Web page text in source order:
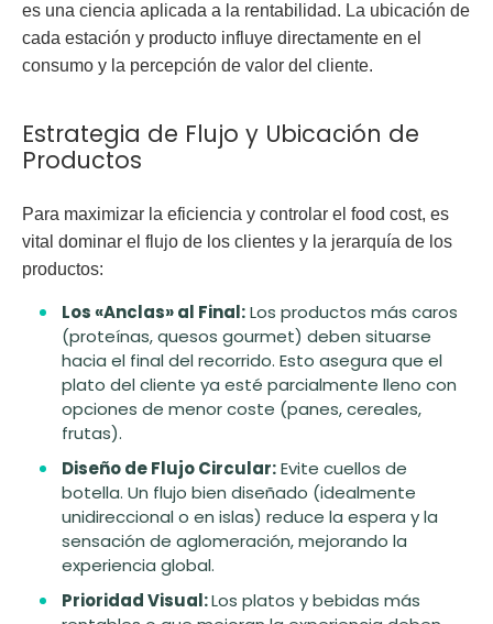
es una ciencia aplicada a la rentabilidad. La ubicación de
cada estación y producto influye directamente en el
consumo y la percepción de valor del cliente.
Estrategia de Flujo y Ubicación de
Productos
Para maximizar la eficiencia y controlar el food cost, es
vital dominar el flujo de los clientes y la jerarquía de los
productos:
Los «Anclas» al Final:Los productos más caros
(proteínas, quesos gourmet) deben situarse
hacia el final del recorrido. Esto asegura que el
plato del cliente ya esté parcialmente lleno con
opciones de menor coste (panes, cereales,
frutas).
Diseño de Flujo Circular:Evite cuellos de
botella. Un flujo bien diseñado (idealmente
unidireccional o en islas) reduce la espera y la
sensación de aglomeración, mejorando la
experiencia global.
Prioridad Visual:Los platos y bebidas más